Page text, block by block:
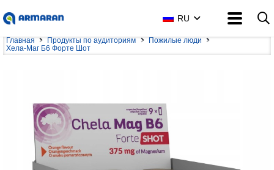
RU
Главная Продукты по аудиториям
Пожилые люди
Хела-Маг Б6 Форте Шот